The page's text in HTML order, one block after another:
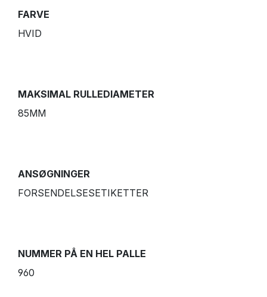
FARVE
HVID
MAKSIMAL RULLEDIAMETER
85MM
ANSØGNINGER
FORSENDELSESETIKETTER
NUMMER PÅ EN HEL PALLE
960